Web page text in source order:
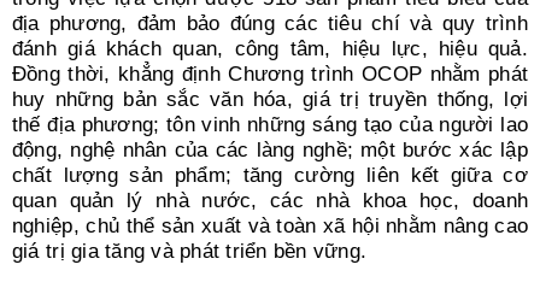
địa phương, đảm bảo đúng các tiêu chí và quy trình
đánh giá khách quan, công tâm, hiệu lực, hiệu quả.
Đồng thời, khẳng định Chương trình OCOP nhằm phát
huy những bản sắc văn hóa, giá trị truyền thống, lợi
thế địa phương; tôn vinh những sáng tạo của người lao
động, nghệ nhân của các làng nghề; một bước xác lập
chất lượng sản phẩm; tăng cường liên kết giữa cơ
quan quản lý nhà nước, các nhà khoa học, doanh
nghiệp, chủ thể sản xuất và toàn xã hội nhằm nâng cao
giá trị gia tăng và phát triển bền vững.